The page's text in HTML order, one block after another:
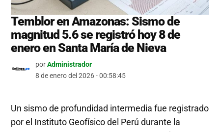
Temblor en Amazonas: Sismo de
magnitud 5.6 se registró hoy 8 de
enero en Santa María de Nieva
porAdministrador
8 de enero del 2026 - 00:58:45
Un sismo de profundidad intermedia fue registrado
por el Instituto Geofísico del Perú durante la